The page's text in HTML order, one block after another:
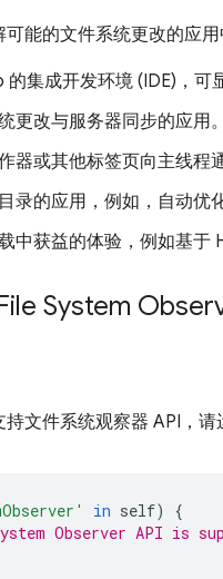
能的文件系统更改的应用
的集成开发环境 (IDE)，可
更改与服务器同步的应用
器或其他标签页向主线程
录的应用，例如，自动优
中获益的体验，例如基于
System
文件系统观察器 API，请
in self)
{
Observer API is